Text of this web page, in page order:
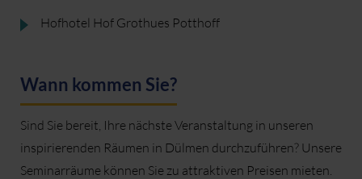
Hofhotel Hof Grothues Potthoff
Wann kommen Sie?
Sind Sie bereit, Ihre nächste Veranstaltung in unseren
inspirierenden Räumen in Dülmen durchzuführen? Unsere
Seminarräume können Sie zu attraktiven Preisen mieten.